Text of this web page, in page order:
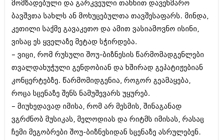
იანვარი 2016 (206)
დეკემბერი 2015 (207)
ნოემბერი 2015 (264)
სექტემბერი 2015 (215)
აგვისტო 2015 (286)
ივლისი 2015 (173)
ივნისი 2015 (261)
მაისი 2015 (194)
აპრილი 2015 (208)
მარტი 2015 (365)
თებერვალი 2015 (286)
იანვარი 2015 (247)
დეკემბერი 2014 (342)
მომზადებული და გარკვეული თანხით დავეხმარო
ბავშვთა სახლს ან მოხუცებულთა თავშესაფარს. მინდა,
კეთილი საქმე გავაკეთო და ამით ვასიამოვნო ისინი,
ვისაც ეს ყველაზე მეტად სჭირდება.
– ვიცი, რომ რუსული შოუ-ბიზნესის წარმომადგენლები
თვალდახუჭული გენდობიან და ხშირად გეპატიჟებიან
კონცერტებზე. წარმომიდგენია, როგორ გეამაყება,
როცა სცენაზე შენს ნამუშევარს უყურებ.
– მიუხედავად იმისა, რომ არ მესმის, შინაგანად
ვგრძნობ მუსიკას, მელოდიას და რიტმს იმისას, რასაც
ჩემი მეგობრები შოუ-ბიზნესიდან სცენაზე ასრულებენ.